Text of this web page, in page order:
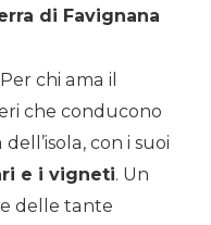
di Favignana
chi ama il
che conducono
con i suoi
e i vigneti. Un
delle tante